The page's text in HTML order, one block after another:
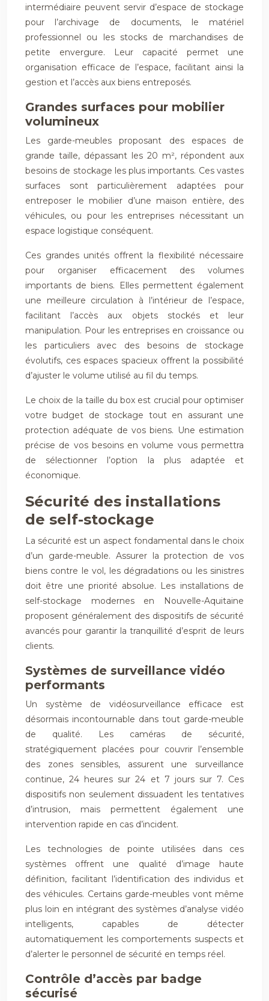
intermédiaire peuvent servir d’espace de stockage
pour l’archivage de documents, le matériel
professionnel ou les stocks de marchandises de
petite envergure. Leur capacité permet une
organisation efficace de l’espace, facilitant ainsi la
gestion et l’accès aux biens entreposés.
Grandes surfaces pour mobilier
volumineux
Les garde-meubles proposant des espaces de
grande taille, dépassant les 20 m², répondent aux
besoins de stockage les plus importants. Ces vastes
surfaces sont particulièrement adaptées pour
entreposer le mobilier d’une maison entière, des
véhicules, ou pour les entreprises nécessitant un
espace logistique conséquent.
Ces grandes unités offrent la flexibilité nécessaire
pour organiser efficacement des volumes
importants de biens. Elles permettent également
une meilleure circulation à l’intérieur de l’espace,
facilitant l’accès aux objets stockés et leur
manipulation. Pour les entreprises en croissance ou
les particuliers avec des besoins de stockage
évolutifs, ces espaces spacieux offrent la possibilité
d’ajuster le volume utilisé au fil du temps.
Le choix de la taille du box est crucial pour optimiser
votre budget de stockage tout en assurant une
protection adéquate de vos biens. Une estimation
précise de vos besoins en volume vous permettra
de sélectionner l’option la plus adaptée et
économique.
Sécurité des installations
de self-stockage
La sécurité est un aspect fondamental dans le choix
d’un garde-meuble. Assurer la protection de vos
biens contre le vol, les dégradations ou les sinistres
doit être une priorité absolue. Les installations de
self-stockage modernes en Nouvelle-Aquitaine
proposent généralement des dispositifs de sécurité
avancés pour garantir la tranquillité d’esprit de leurs
clients.
Systèmes de surveillance vidéo
performants
Un système de vidéosurveillance efficace est
désormais incontournable dans tout garde-meuble
de qualité. Les caméras de sécurité,
stratégiquement placées pour couvrir l’ensemble
des zones sensibles, assurent une surveillance
continue, 24 heures sur 24 et 7 jours sur 7. Ces
dispositifs non seulement dissuadent les tentatives
d’intrusion, mais permettent également une
intervention rapide en cas d’incident.
Les technologies de pointe utilisées dans ces
systèmes offrent une qualité d’image haute
définition, facilitant l’identification des individus et
des véhicules. Certains garde-meubles vont même
plus loin en intégrant des systèmes d’analyse vidéo
intelligents, capables de détecter
automatiquement les comportements suspects et
d’alerter le personnel de sécurité en temps réel.
Contrôle d’accès par badge
sécurisé